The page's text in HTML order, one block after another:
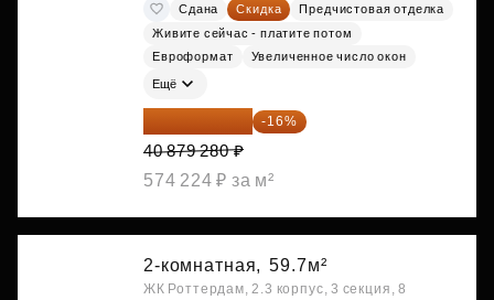
Сдана Скидка
Предчистовая отделка
Живите сейчас - платите потом
Евроформат
Увеличенное число окон
Ещё
34 338 595 ₽ -16%
40 879 280 ₽
574 224 ₽ за м²
2-комнатная, 59.7м²
ЖК Роттердам, 2.3 корпус, 3 секция, 8